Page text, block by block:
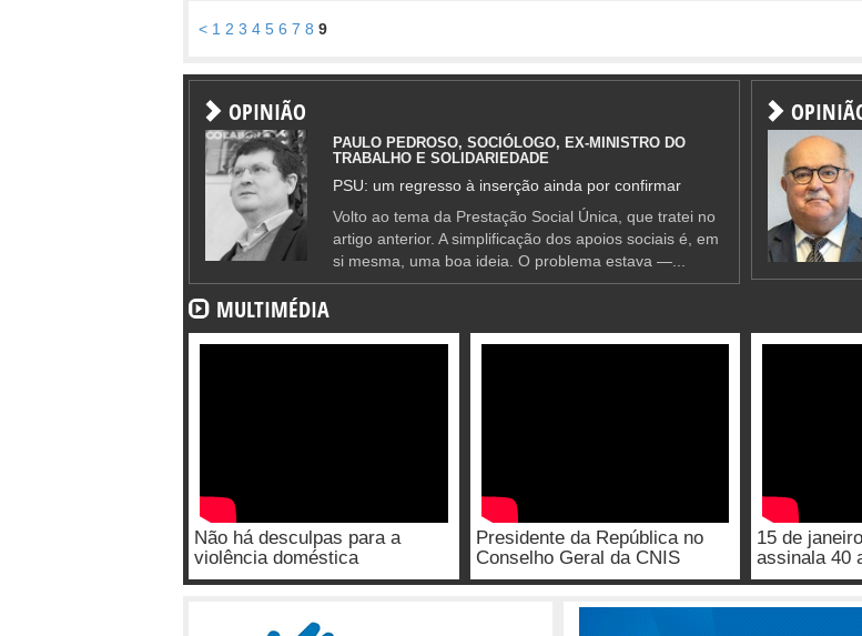
< 1 2 3 4 5 6 7 8 9
OPINIÃO
PAULO PEDROSO, SOCIÓLOGO, EX-MINISTRO DO
TRABALHO E SOLIDARIEDADE
PSU: um regresso à inserção ainda por confirmar
Volto ao tema da Prestação Social Única, que tratei no
artigo anterior. A simplificação dos apoios sociais é, em
si mesma, uma boa ideia. O problema estava —...
MULTIMÉDIA
Não há desculpas para a
violência doméstica
Presidente da República no
Conselho Geral da CNIS
15 de
assinala 40